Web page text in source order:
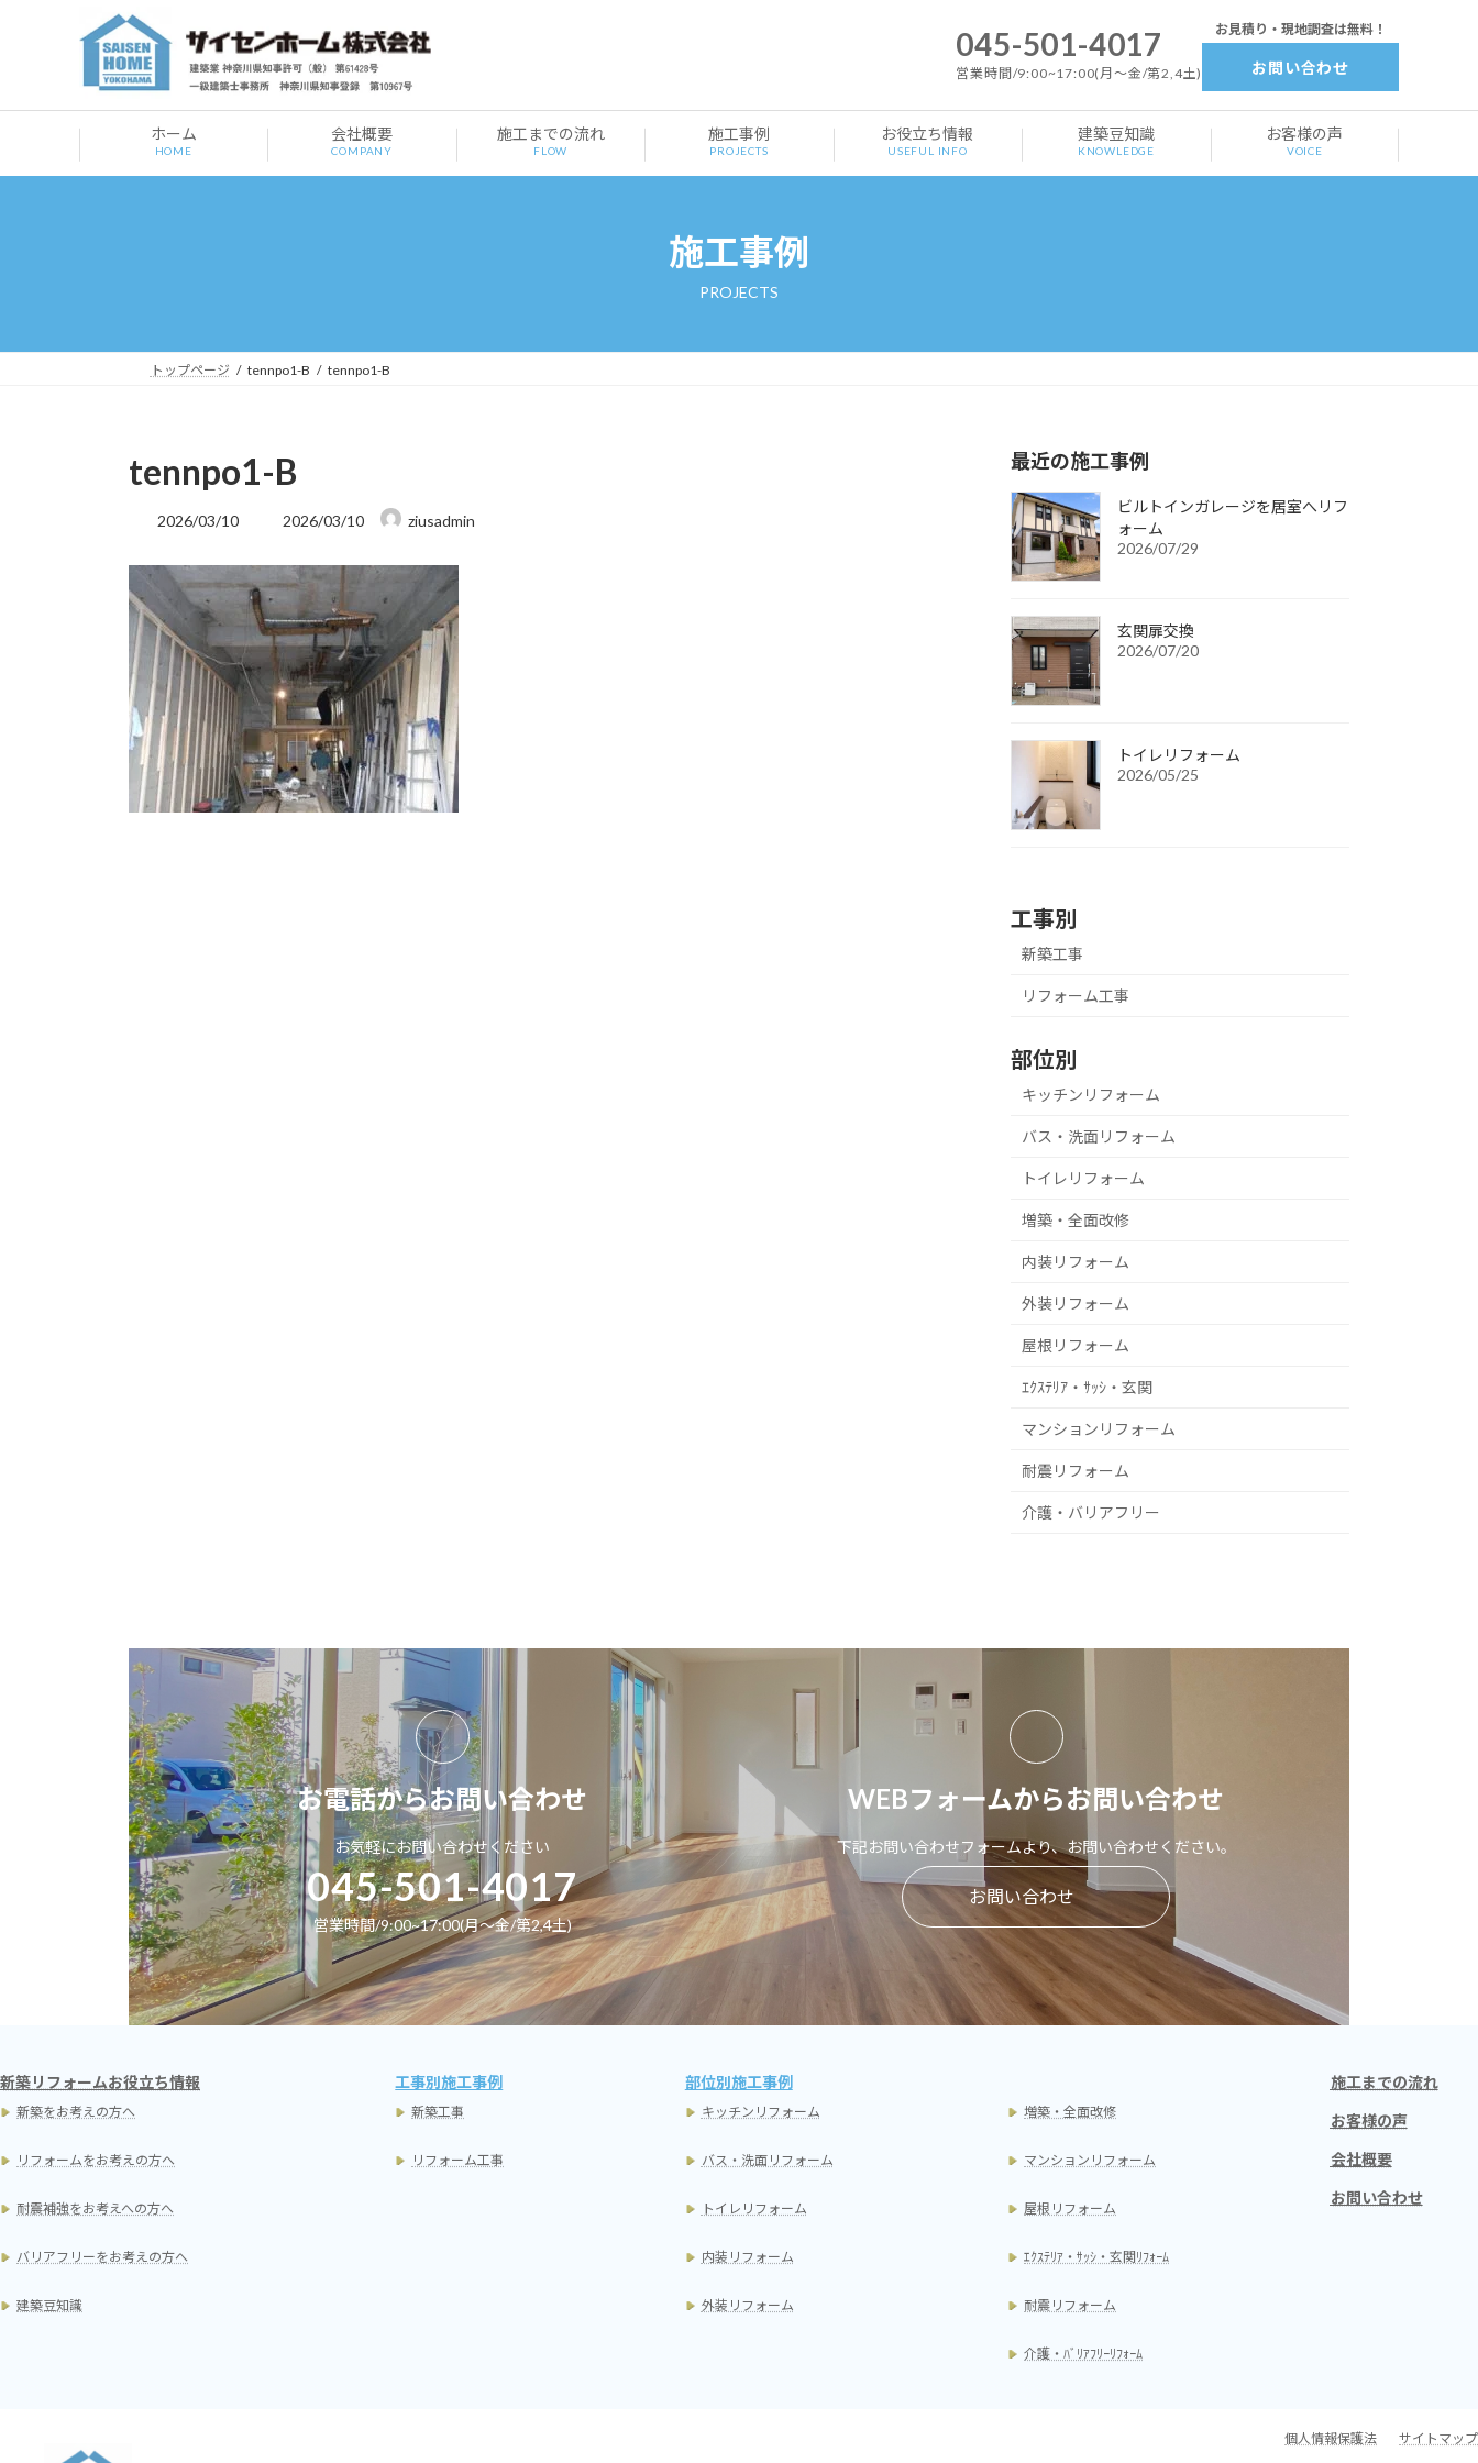
ツ
ス
シ
ン
お見積り・現地調査は無料！
お問い合わせ
045-501-4017
営業時間/9:00~17:00(月～金/第2,4土)
ホーム
HOME
会社概要
COMPANY
施工までの流れ
FLOW
施工事例
PROJECTS
お役立ち情報
USEFUL INFO
建築豆知識
KNOWLEDGE
お客様の声
VOICE
施工事例
PROJECTS
トップページ tennpo1-B tennpo1-B
tennpo1-B
2026/03/10
最
新
日
時
:
2026/03/10 ziusadmin
最近の施工事例
ビルトインガレージを居室へリフ
ォーム
2026/07/29
玄関扉交換
2026/07/20
トイレリフォーム
2026/05/25
工事別
新築工事
リフォーム工事
部位別
キッチンリフォーム
バス・洗面リフォーム
トイレリフォーム
増築・全面改修
内装リフォーム
外装リフォーム
屋根リフォーム
ｴｸｽﾃﾘｱ・ｻｯｼ・玄関
マンションリフォーム
耐震リフォーム
介護・バリアフリー
お電話からお問い合わせ
お気軽にお問い合わせください
045-501-4017
営業時間/9:00~17:00(月～金/第2,4土)
WEBフォームからお問い合わせ
下記お問い合わせフォームより、お問い合わせください。
お問い合わせ
新築リフォームお役立ち情報
新築をお考えの方へ
リフォームをお考えの方へ
耐震補強をお考えへの方へ
バリアフリーをお考えの方へ
建築豆知識
工事別施工事例
新築工事
リフォーム工事
部位別施工事例
キッチンリフォーム
バス・洗面リフォーム
トイレリフォーム
内装リフォーム
外装リフォーム
増築・全面改修
マンションリフォーム
屋根リフォーム
ｴｸｽﾃﾘｱ・ｻｯｼ・玄関ﾘﾌｫｰﾑ
耐震リフォーム
介護・ﾊﾞﾘｱﾌﾘｰﾘﾌｫｰﾑ
施工までの流れ
お客様の声
会社概要
お問い合わせ
個人情報保護法 サイトマップ